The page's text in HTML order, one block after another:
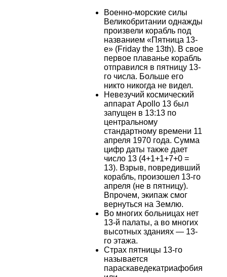
Военно-морские силы
Великобритании однажды
произвели корабль под
названием «Пятница 13-
е» (Friday the 13th). В свое
первое плаванье корабль
отправился в пятницу 13-
го числа. Больше его
никто никогда не видел.
Невезучий космический
аппарат Apollo 13 был
запущен в 13:13 по
центральному
стандартному времени 11
апреля 1970 года. Сумма
цифр даты также дает
число 13 (4+1+1+7+0 =
13). Взрыв, повредивший
корабль, произошел 13-го
апреля (не в пятницу).
Впрочем, экипаж смог
вернуться на Землю.
Во многих больницах нет
13-й палаты, а во многих
высотных зданиях — 13-
го этажа.
Страх пятницы 13-го
называется
параскаведекатриафобия